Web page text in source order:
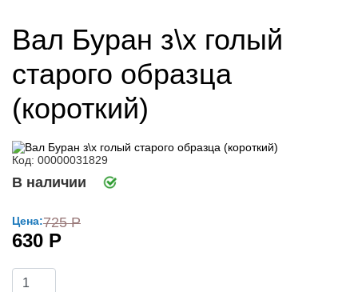
Вал Буран з\х голый
старого образца
(короткий)
Код: 00000031829
В наличии
Цена:725 Р
630 Р